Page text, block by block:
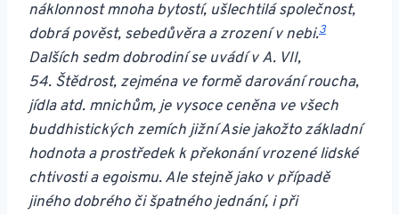
náklonnost mnoha bytostí, ušlechtilá společnost,
dobrá pověst, sebedůvěra a zrození v nebi.3
Dalších sedm dobrodiní se uvádí v A. VII,
54. Štědrost, zejména ve formě darování roucha,
jídla atd. mnichům, je vysoce ceněna ve všech
buddhistických zemích jižní Asie jakožto základní
hodnota a prostředek k překonání vrozené lidské
chtivosti a egoismu. Ale stejně jako v případě
jiného dobrého či špatného jednání, i při